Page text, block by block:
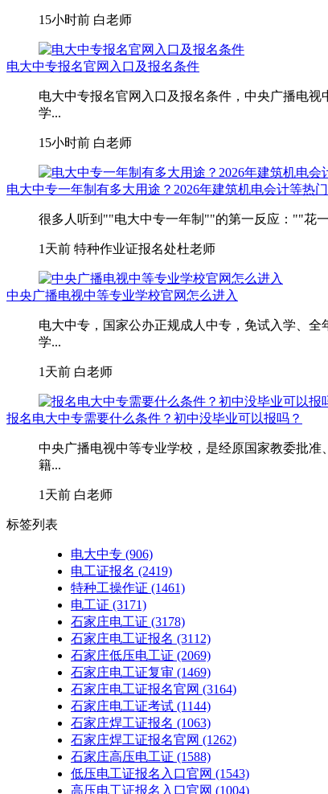
15小时前 白老师
电大中专报名官网入口及报名条件
电大中专报名官网入口及报名条件，中央广播电
学...
15小时前 白老师
电大中专一年制有多大用途？2026年建筑机电会计等热
很多人听到""电大中专一年制""的第一反应：""花
1天前 特种作业证报名处杜老师
中央广播电视中等专业学校官网怎么进入
电大中专，国家公办正规成人中专，免试入学、
学...
1天前 白老师
报名电大中专需要什么条件？初中没毕业可以报吗？
中央广播电视中等专业学校，是经原国家教委批
籍...
1天前 白老师
标签列表
电大中专 (906)
电工证报名 (2419)
特种工操作证 (1461)
电工证 (3171)
石家庄电工证 (3178)
石家庄电工证报名 (3112)
石家庄低压电工证 (2069)
石家庄电工证复审 (1469)
石家庄电工证报名官网 (3164)
石家庄电工证考试 (1144)
石家庄焊工证报名 (1063)
石家庄焊工证报名官网 (1262)
石家庄高压电工证 (1588)
低压电工证报名入口官网 (1543)
高压电工证报名入口官网 (1004)